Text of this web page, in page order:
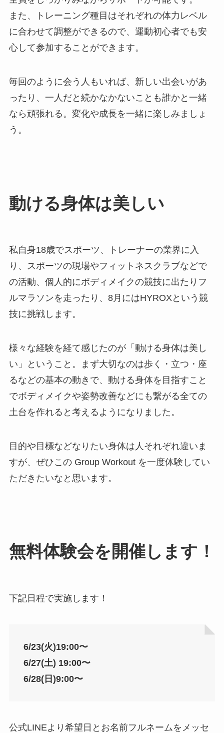
また、トレーニング種目はそれぞれの体力レベル
に合わせて調整ができるので、運動初心者でも安
心して参加することができます。
毎回のように会う人もいれば、新しい出会いがあ
ったり、一人だと続かなかないことも誰かと一緒
なら頑張れる。変化や成長を一緒に楽しみましょ
う。
動ける身体は美しい
私自身18歳でスポーツ、トレーナーの業界に入
り、スポーツの現場やフィットネスクラブなどで
の活動、個人的にボディメイクの競技に出たりフ
ルマラソンを走ったり、8月にはHYROXという競
技に挑戦します。
様々な経験を経て感じたのが「動ける身体は美し
い」ということ。まず大切なのは歩く・立つ・座
るなどの基本の動きで、動ける身体を目指すこと
でボディメイクや姿勢改善などにも繋がる全ての
土台を作れると考えるようになりました。
目的や目標などなりたい身体は人それぞれ違いま
すが、ぜひこの Group Workout を一度体験してい
ただきたいなと思います。
無料体験会を開催します！
下記日程で実施します！
6/23(火)19:00〜
6/27(土) 19:00〜
6/28(日)9:00〜
公式LINEより希望日とお名前フルネームをメッセ